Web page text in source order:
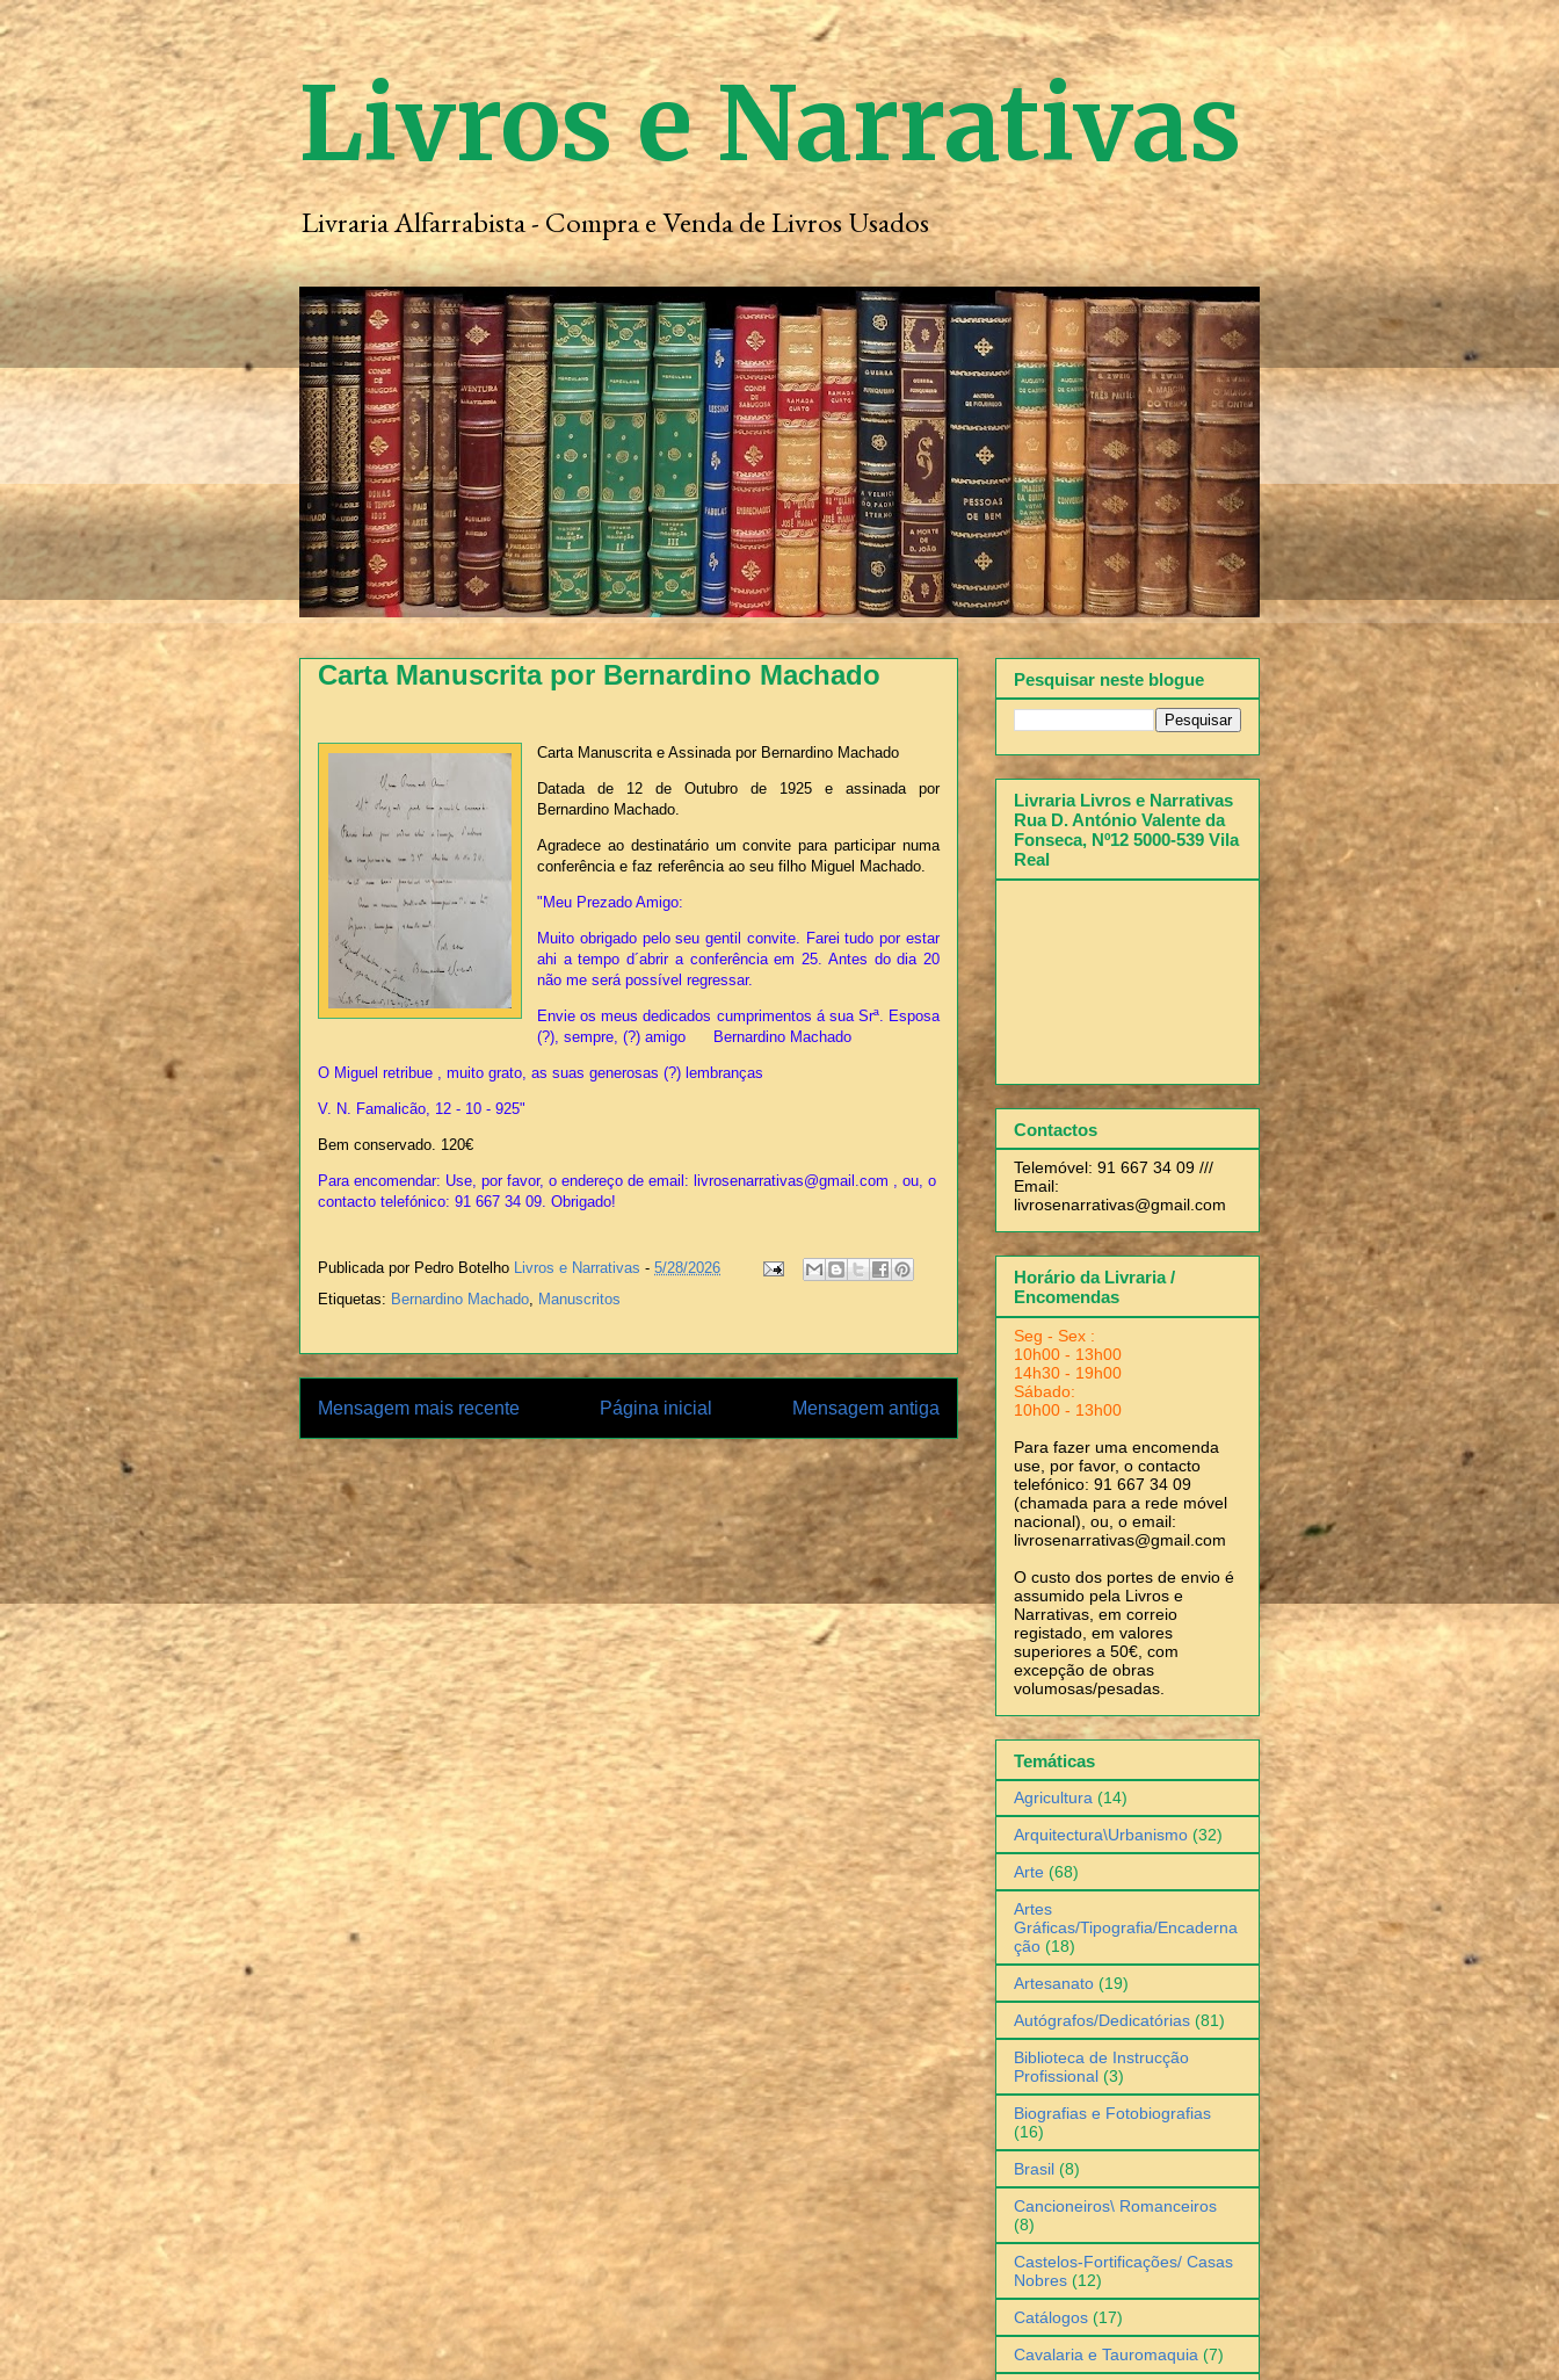
Livros e Narrativas
Livraria Alfarrabista - Compra e Venda de Livros Usados
Carta Manuscrita por Bernardino Machado
Carta Manuscrita e Assinada por Bernardino Machado
Datada de 12 de Outubro de 1925 e assinada por
Bernardino Machado.
Agradece ao destinatário um convite para participar numa
conferência e faz referência ao seu filho Miguel Machado.
"Meu Prezado Amigo:
Muito obrigado pelo seu gentil convite. Farei tudo por estar
ahi a tempo d´abrir a conferência em 25. Antes do dia 20
não me será possível regressar.
Envie os meus dedicados cumprimentos á sua Srª. Esposa
(?), sempre, (?) amigo Bernardino Machado
O Miguel retribue , muito grato, as suas generosas (?) lembranças
V. N. Famalicão, 12 - 10 - 925"
Bem conservado. 120€
Para encomendar: Use, por favor, o endereço de email: livrosenarrativas@gmail.com , ou, o
contacto telefónico: 91 667 34 09. Obrigado!
Publicada por Pedro Botelho Livros e Narrativas - 5/28/2026
Etiquetas: Bernardino Machado Manuscritos
Mensagem mais recente Mensagem antiga
Página inicial
Pesquisar neste blogue
Livraria Livros e Narrativas
Rua D. António Valente da
Fonseca, Nº12 5000-539 Vila
Real
Contactos
Telemóvel: 91 667 34 09 ///
Email:
livrosenarrativas@gmail.com
Horário da Livraria /
Encomendas
Seg - Sex :
10h00 - 13h00
14h30 - 19h00
Sábado:
10h00 - 13h00
Para fazer uma encomenda
use, por favor, o contacto
telefónico: 91 667 34 09
(chamada para a rede móvel
nacional), ou, o email:
livrosenarrativas@gmail.com
O custo dos portes de envio é
assumido pela Livros e
Narrativas, em correio
registado, em valores
superiores a 50€, com
excepção de obras
volumosas/pesadas.
Temáticas
Agricultura (14)
Arquitectura\Urbanismo (32)
Arte (68)
Artes
Gráficas/Tipografia/Encaderna
ção (18)
Artesanato (19)
Autógrafos/Dedicatórias (81)
Biblioteca de Instrucção
Profissional (3)
Biografias e Fotobiografias
(16)
Brasil (8)
Cancioneiros\ Romanceiros
(8)
Castelos-Fortificações/ Casas
Nobres (12)
Catálogos (17)
Cavalaria e Tauromaquia (7)